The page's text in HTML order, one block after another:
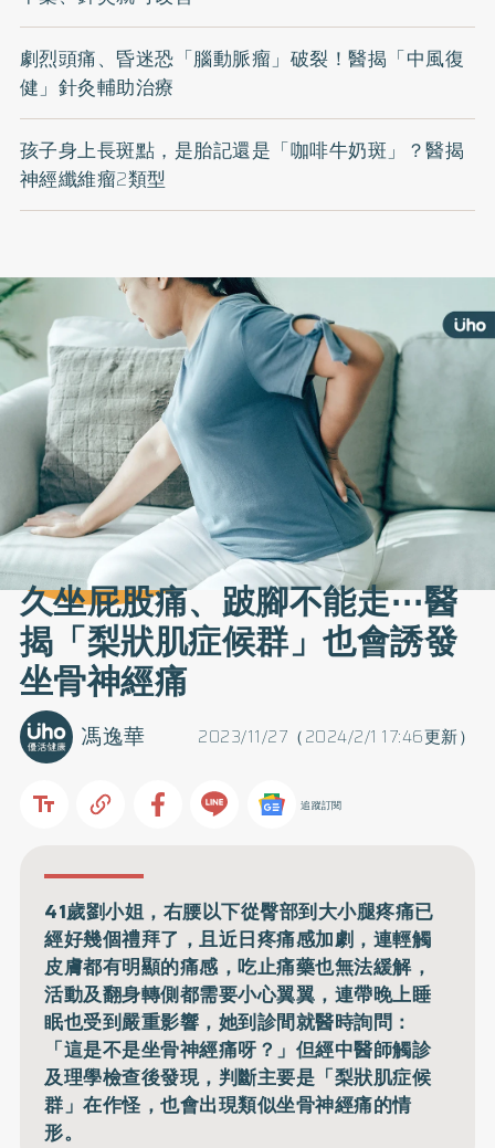
劇烈頭痛、昏迷恐「腦動脈瘤」破裂！醫揭「中風復
健」針灸輔助治療
孩子身上長斑點，是胎記還是「咖啡牛奶斑」？醫揭
神經纖維瘤2類型
久坐屁股痛、跛腳不能走⋯醫
揭「梨狀肌症候群」也會誘發
坐骨神經痛
2023/11/27（2024/2/1 17:46更新）
馮逸華
追蹤訂閱
41歲劉小姐，右腰以下從臀部到大小腿疼痛已
經好幾個禮拜了，且近日疼痛感加劇，連輕觸
皮膚都有明顯的痛感，吃止痛藥也無法緩解，
活動及翻身轉側都需要小心翼翼，連帶晚上睡
眠也受到嚴重影響，她到診間就醫時詢問：
「這是不是坐骨神經痛呀？」但經中醫師觸診
及理學檢查後發現，判斷主要是「梨狀肌症候
群」在作怪，也會出現類似坐骨神經痛的情
形。